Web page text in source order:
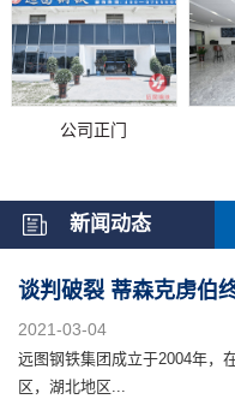
公司正门
新闻动态
谈判破裂 蒂森克虏伯
2021-03-04
远图钢铁集团成立于2004年，
区，湖北地区...